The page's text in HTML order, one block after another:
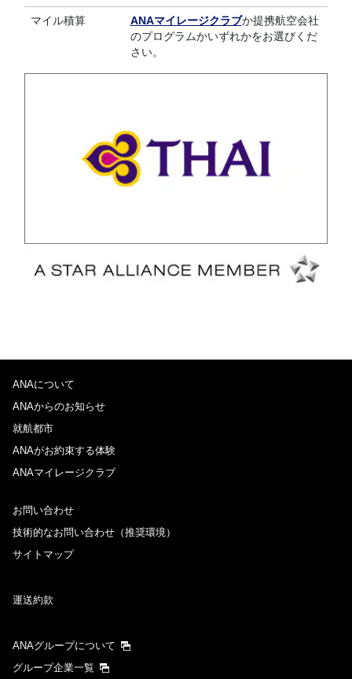
マイル積算 ANAマイレージクラブか提携航空会社
のプログラムかいずれかをお選びくだ
さい。
ANAについて
ANAからのお知らせ
就航都市
ANAがお約束する体験
ANAマイレージクラブ
お問い合わせ
技術的なお問い合わせ（推奨環境）
サイトマップ
運送約款
ANAグループについて
グループ企業一覧